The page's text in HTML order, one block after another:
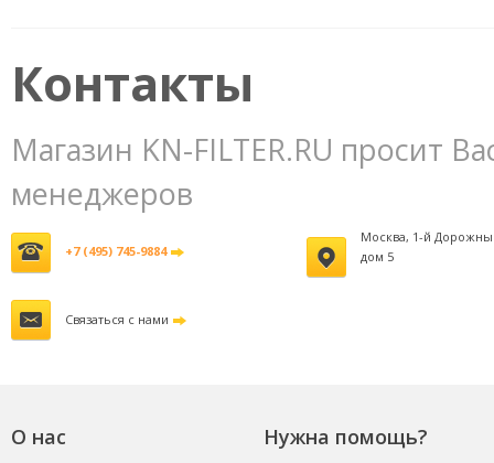
Контакты
Магазин KN-FILTER.RU просит
менеджеров
+7 (495) 745-9884
Москва, 1-й
дом 5
Связаться с нами
О нас Нужна помощь?